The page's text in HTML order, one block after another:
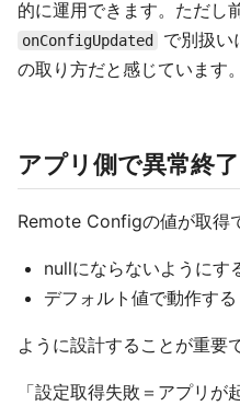
的に運用できます。ただし
onConfigUpdated
で別扱い
の取り方だと感じています。
アプリ側で異常終
Remote Configの値が取得
nullにならないようにす
デフォルト値で動作する
ように設計することが重要
「設定取得失敗＝アプリ